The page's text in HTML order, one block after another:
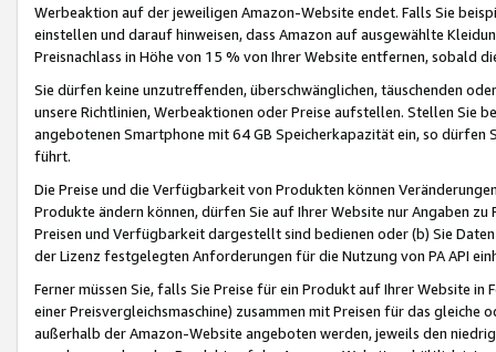
Werbeaktion auf der jeweiligen Amazon-Website endet. Falls Sie
einstellen und darauf hinweisen, dass Amazon auf ausgewählte
Preisnachlass in Höhe von 15 % von Ihrer Website entfernen, sobald
Sie dürfen keine unzutreffenden, überschwänglichen, täuschenden
unsere Richtlinien, Werbeaktionen oder Preise aufstellen. Stellen Sie
angebotenen Smartphone mit 64 GB Speicherkapazität ein, so dürfen
führt.
Die Preise und die Verfügbarkeit von Produkten können
Produkte ändern können, dürfen Sie auf Ihrer Website nur Angaben
Preisen und Verfügbarkeit dargestellt sind bedienen oder (b) Sie
der Lizenz festgelegten Anforderungen für die Nutzung von PA API
Ferner müssen Sie, falls Sie Preise für ein Produkt auf Ihrer Website
einer Preisvergleichsmaschine) zusammen mit Preisen für das
außerhalb der Amazon-Website angeboten werden, jeweils den